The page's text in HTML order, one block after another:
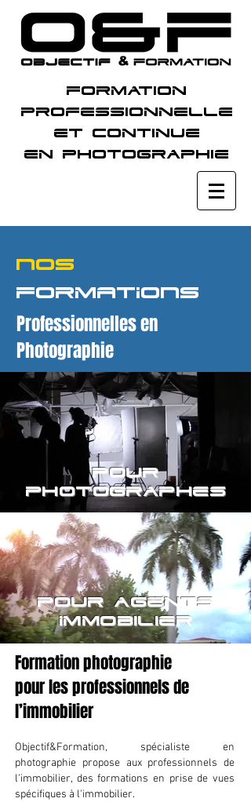
Formation
professionnelle
et continue
en photographie
Formation photographie
pour les professionnels de
l’immobilier
Objectif&Formation, spécialiste en
photographie propose aux professionnels de
l'immobilier, des formations en prise de vues
spécifiques à l'immobilier.
NOS
FORMATIONS
Professionnelles en
Photographie
Pour
Photographes
Pour agents
Immobilier